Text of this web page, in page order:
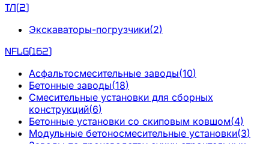
ТЛ(2)
Экскаваторы-погрузчики(2)
NFLG(162)
Асфальтосмесительные заводы(10)
Бетонные заводы(18)
Смесительные установки для сборных
конструкций(6)
Бетонные установки со скиповым ковшом(4)
Модульные бетоносмесительные установки(3)